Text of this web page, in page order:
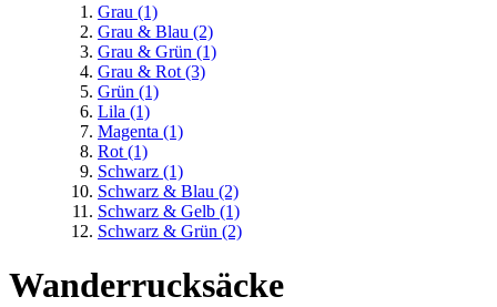
Grau (1)
Grau & Blau (2)
Grau & Grün (1)
Grau & Rot (3)
Grün (1)
Lila (1)
Magenta (1)
Rot (1)
Schwarz (1)
Schwarz & Blau (2)
Schwarz & Gelb (1)
Schwarz & Grün (2)
Wanderrucksäcke